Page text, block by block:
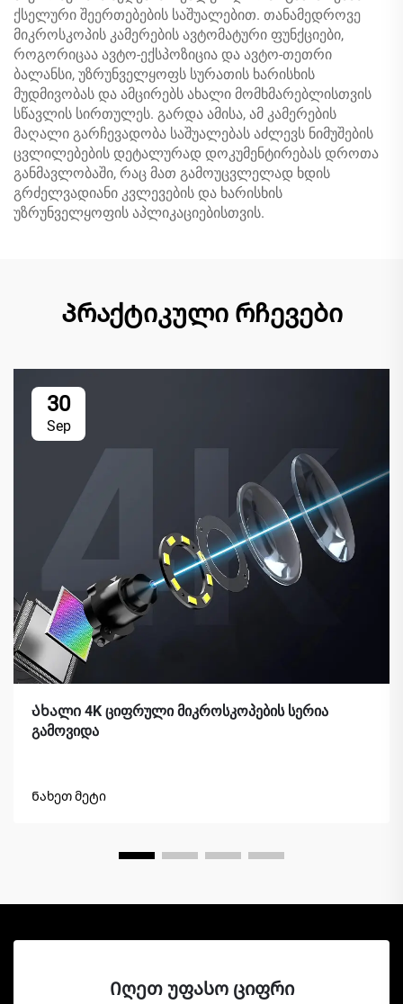
ქსელური შეერთებების საშუალებით. თანამედროვე
მიკროსკოპის კამერების ავტომატური ფუნქციები,
როგორიცაა ავტო-ექსპოზიცია და ავტო-თეთრი
ბალანსი, უზრუნველყოფს სურათის ხარისხის
მუდმივობას და ამცირებს ახალი მომხმარებლისთვის
სწავლის სირთულეს. გარდა ამისა, ამ კამერების
მაღალი გარჩევადობა საშუალებას აძლევს ნიმუშების
ცვლილებების დეტალურად დოკუმენტირებას დროთა
განმავლობაში, რაც მათ გამოუცვლელად ხდის
გრძელვადიანი კვლევების და ხარისხის
უზრუნველყოფის აპლიკაციებისთვის.
Პრაქტიკული რჩევები
30
Sep
Ახალი 4K ციფრული მიკროსკოპების სერია
გამოვიდა
Ნახეთ მეტი
Იღეთ უფასო ციფრი